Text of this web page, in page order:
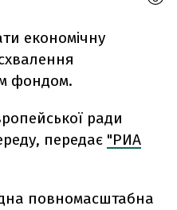
економічну
фондом.
ради
передає "РИА
повномасштабна